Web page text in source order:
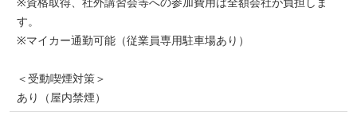
す。
※マイカー通勤可能（従業員専用駐車場あり）
＜受動喫煙対策＞
あり（屋内禁煙）